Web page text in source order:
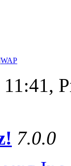
WAP
7.0.0